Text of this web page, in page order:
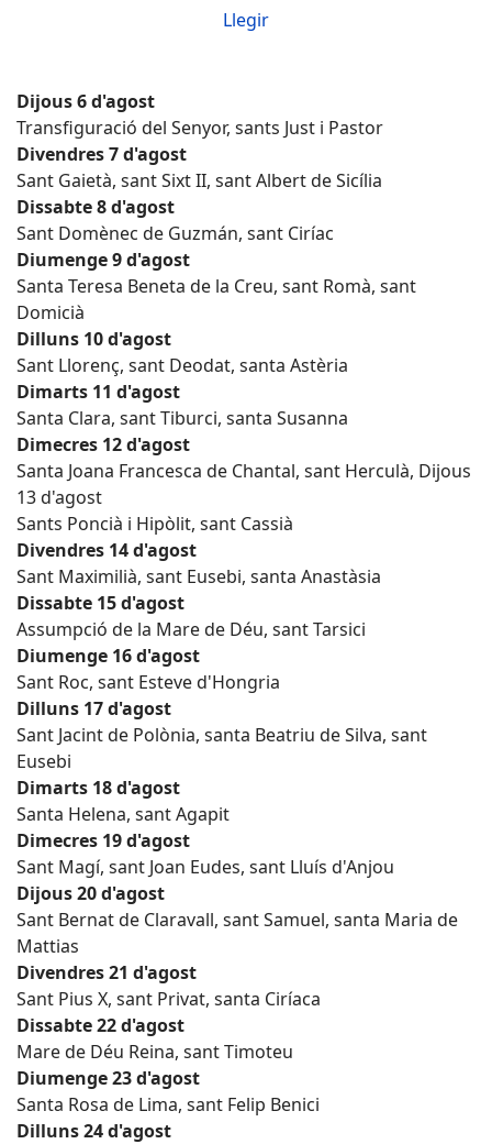
Llegir
Dijous 6 d'agost
Transfiguració del Senyor, sants Just i Pastor
Divendres 7 d'agost
Sant Gaietà, sant Sixt II, sant Albert de Sicília
Dissabte 8 d'agost
Sant Domènec de Guzmán, sant Ciríac
Diumenge 9 d'agost
Santa Teresa Beneta de la Creu, sant Romà, sant
Domicià
Dilluns 10 d'agost
Sant Llorenç, sant Deodat, santa Astèria
Dimarts 11 d'agost
Santa Clara, sant Tiburci, santa Susanna
Dimecres 12 d'agost
Santa Joana Francesca de Chantal, sant Herculà, Dijous
13 d'agost
Sants Poncià i Hipòlit, sant Cassià
Divendres 14 d'agost
Sant Maximilià, sant Eusebi, santa Anastàsia
Dissabte 15 d'agost
Assumpció de la Mare de Déu, sant Tarsici
Diumenge 16 d'agost
Sant Roc, sant Esteve d'Hongria
Dilluns 17 d'agost
Sant Jacint de Polònia, santa Beatriu de Silva, sant
Eusebi
Dimarts 18 d'agost
Santa Helena, sant Agapit
Dimecres 19 d'agost
Sant Magí, sant Joan Eudes, sant Lluís d'Anjou
Dijous 20 d'agost
Sant Bernat de Claravall, sant Samuel, santa Maria de
Mattias
Divendres 21 d'agost
Sant Pius X, sant Privat, santa Ciríaca
Dissabte 22 d'agost
Mare de Déu Reina, sant Timoteu
Diumenge 23 d'agost
Santa Rosa de Lima, sant Felip Benici
Dilluns 24 d'agost